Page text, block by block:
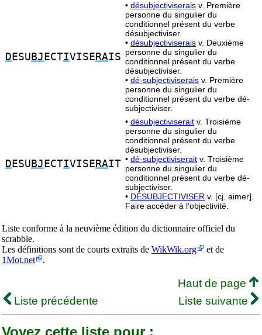
D ESU BJ ECTIVISE RAIS
• désubjectiviserais v. Première
personne du singulier du
conditionnel présent du verbe
désubjectiviser.
• désubjectiviserais v. Deuxième
personne du singulier du
conditionnel présent du verbe
désubjectiviser.
• dé-subjectiviserais v. Première
personne du singulier du
conditionnel présent du verbe dé-
subjectiviser.
D ESU BJ ECTIVISE RAIT
• désubjectiviserait v. Troisième
personne du singulier du
conditionnel présent du verbe
désubjectiviser.
• dé-subjectiviserait v. Troisième
personne du singulier du
conditionnel présent du verbe dé-
subjectiviser.
• DÉSUBJECTIVISER v. [cj. aimer].
Faire accéder à l’objectivité.
Liste conforme à la neuvième édition du dictionnaire officiel du
scrabble.
Les définitions sont de courts extraits de WikWik.org
et de
1Mot.net
.
Haut de page
Liste précédente
Liste suivante
Voyez cette liste pour :